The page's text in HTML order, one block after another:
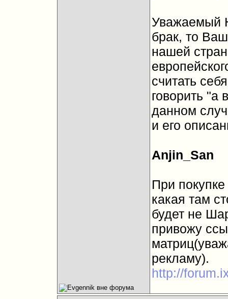
Уважаемый
брак, то
нашей
считать
говорить "а
данном
и его
Anjin_San
При
какая там
будет не
привожу
рекламу).
http://